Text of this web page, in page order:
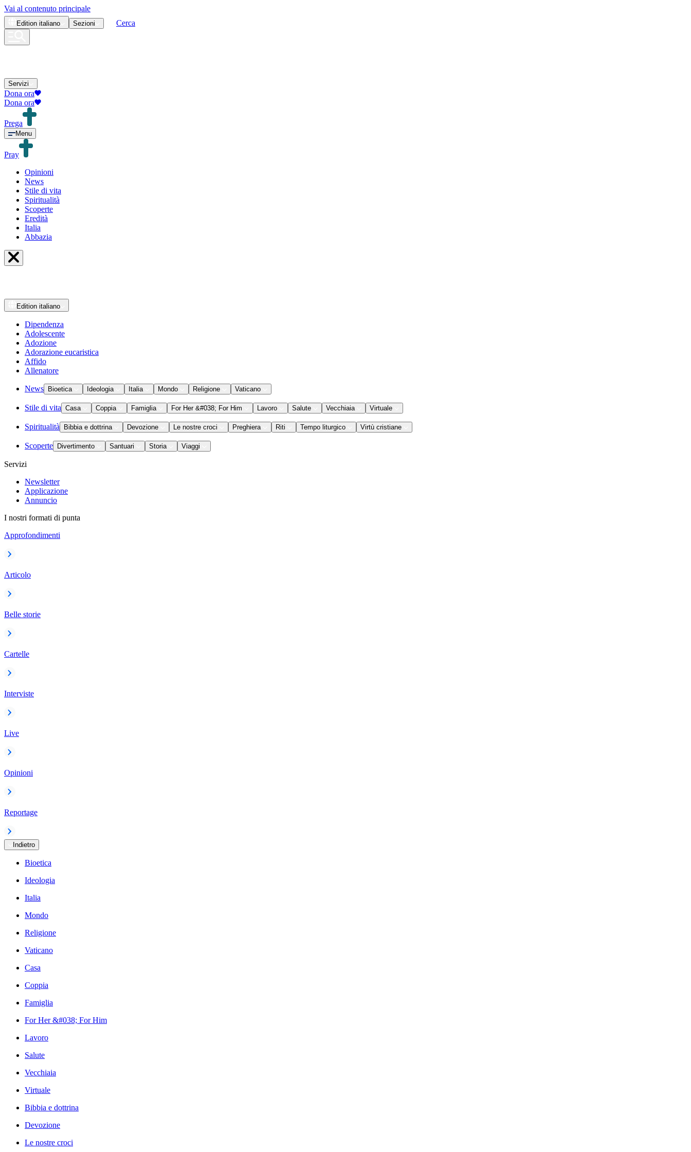
Vai al contenuto principale
Edition italiano Sezioni Cerca
Servizi
Dona ora
Dona ora
Prega
Menu
Pray
Opinioni
News
Stile di vita
Spiritualità
Scoperte
Eredità
Italia
Abbazia
Edition italiano
Dipendenza
Adolescente
Adozione
Adorazione eucaristica
Affido
Allenatore
News Bioetica Ideologia Italia Mondo Religione Vaticano
Stile di vita Casa Coppia Famiglia For Her &#038; For Him Lavoro Salute Vecchiaia Virtuale
Spiritualità Bibbia e dottrina Devozione Le nostre croci Preghiera Riti Tempo liturgico Virtù cristiane
Scoperte Divertimento Santuari Storia Viaggi
Servizi
Newsletter
Applicazione
Annuncio
I nostri formati di punta
Approfondimenti
Articolo
Belle storie
Cartelle
Interviste
Live
Opinioni
Reportage
Indietro
Bioetica
Ideologia
Italia
Mondo
Religione
Vaticano
Casa
Coppia
Famiglia
For Her &#038; For Him
Lavoro
Salute
Vecchiaia
Virtuale
Bibbia e dottrina
Devozione
Le nostre croci